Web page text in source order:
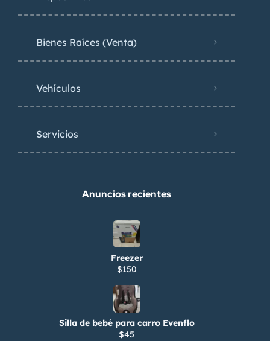
Bienes Raíces (Venta)
Vehículos
Servicios
Anuncios recientes
Freezer
$150
Silla de bebé para carro Evenflo
$45